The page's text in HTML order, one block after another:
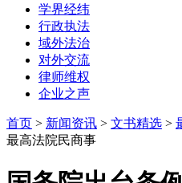
学界经纬
行政执法
域外法治
对外交流
律师维权
企业之声
首页 > 新闻资讯 > 文书精选 >
最高法院民商事